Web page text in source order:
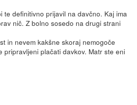
te definitivno prijavil na davčno. Kaj ima
nič. Z bolno sosedo na drugi strani
in nevem kakšne skoraj nemogoče
pripravljeni plačati davkov. Matr ste eni